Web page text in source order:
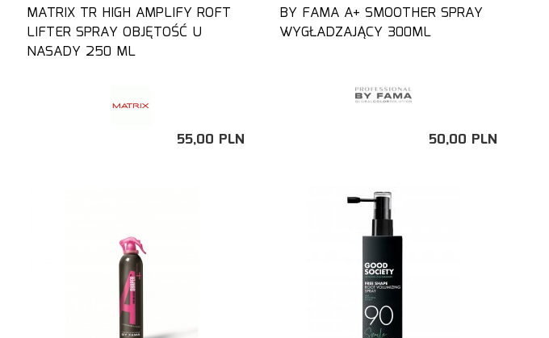
MATRIX TR HIGH AMPLIFY ROFT
LIFTER SPRAY OBJĘTOŚĆ U
NASADY 250 ML
55,00 PLN
BY FAMA A+ SMOOTHER SPRAY
WYGŁADZAJĄCY 300ML
50,00 PLN